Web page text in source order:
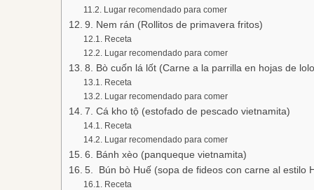
Lugar recomendado para comer
9. Nem rán (Rollitos de primavera fritos)
Receta
Lugar recomendado para comer
8. Bò cuốn lá lốt (Carne a la parrilla en hojas de
Receta
Lugar recomendado para comer
7. Cá kho tộ (estofado de pescado vietnamita)
Receta
Lugar recomendado para comer
6. Bánh xèo (panqueque vietnamita)
5. Bún bò Huế (sopa de fideos con carne al estilo
Receta